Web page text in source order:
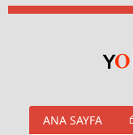
ANA SAYFA